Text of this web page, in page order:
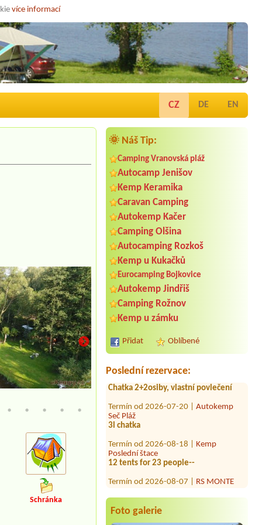
více informací
CZ DE EN
🌞 Náš Tip:
Camping Vranovská pláž
Autocamp Jenišov
Kemp Keramika
Caravan Camping
Autokemp Kačer
Camping Olšina
Autocamping Rozkoš
Kemp u Kukačků
Eurocamping Bojkovice
Autokemp Jindřiš
Camping Rožnov
Kemp u zámku
Přidat Oblíbené
Poslední rezervace:
Termín od 2026-07-31 |
kemp Zákupy
8 osob
Termín od 2026-08-07 |
Apollo
1misto u vody +elektrická přípojka +2
Termín od 2026-08-10 |Rekreační
Chatka 2+2osiby, vlastní povlečení
Termín od 2026-07-20 | Autokemp
3l chatka
Termín od 2026-08-18 |
12 tents for 23 people--
Termín od 2026-08-07 |
Glamping
Foto galerie
Schránka